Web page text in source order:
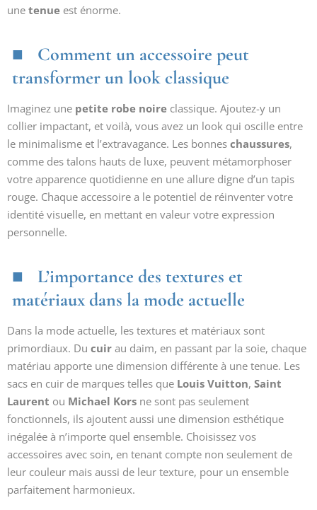
une tenue est énorme.
Comment un accessoire peut
transformer un look classique
Imaginez une petite robe noire classique. Ajoutez-y un
collier impactant, et voilà, vous avez un look qui oscille entre
le minimalisme et l’extravagance. Les bonnes chaussures,
comme des talons hauts de luxe, peuvent métamorphoser
votre apparence quotidienne en une allure digne d’un tapis
rouge. Chaque accessoire a le potentiel de réinventer votre
identité visuelle, en mettant en valeur votre expression
personnelle.
L’importance des textures et
matériaux dans la mode actuelle
Dans la mode actuelle, les textures et matériaux sont
primordiaux. Du cuir au daim, en passant par la soie, chaque
matériau apporte une dimension différente à une tenue. Les
sacs en cuir de marques telles que Louis Vuitton, Saint
Laurent ou Michael Kors ne sont pas seulement
fonctionnels, ils ajoutent aussi une dimension esthétique
inégalée à n’importe quel ensemble. Choisissez vos
accessoires avec soin, en tenant compte non seulement de
leur couleur mais aussi de leur texture, pour un ensemble
parfaitement harmonieux.